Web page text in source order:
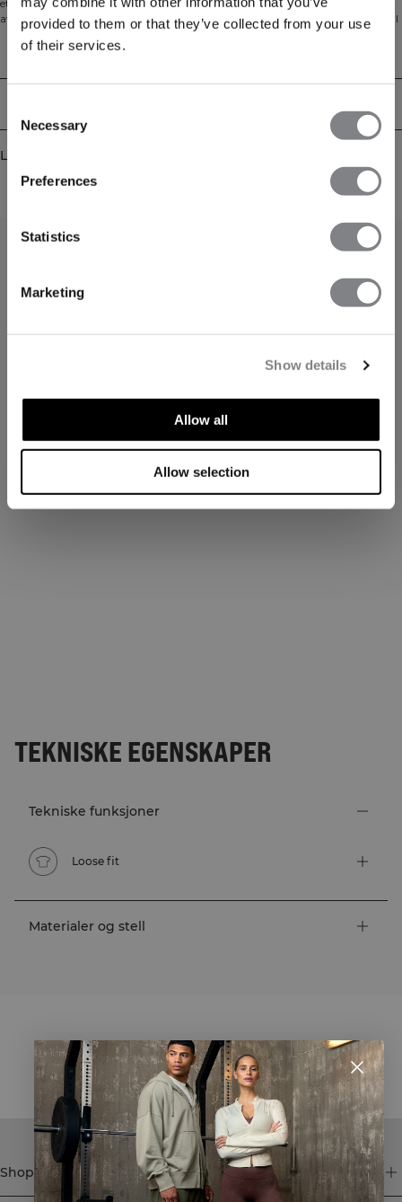
provided to them or that they’ve collected from your use
of their services.
Selection
Necessary
Preferences
Statistics
Marketing
Show details
Allow all
Allow selection
et retro-inspirert trykk på brystet, perfekt for treningsøkter, jobb eller
avslappede dager hjemme. Laget av en myk børstet blanding av 60% bomull
og 40% polyester, har den en løs silhuett, ribbet halslinning og ribbede
mansjetter for uanstrengt komfort.
Tekniske egenskaper
Lignende produkter
TEKNISKE EGENSKAPER
Tekniske funksjoner
Loose fit
Materialer og stell
STYLE WITH
Shop